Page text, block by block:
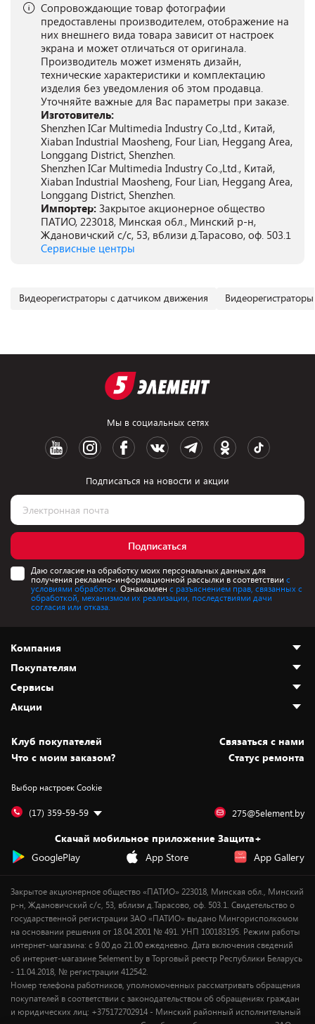
Сопровождающие товар фотографии
предоставлены производителем, отображение на
них внешнего вида товара зависит от настроек
экрана и может отличаться от оригинала.
Производитель может изменять дизайн,
технические характеристики и комплектацию
изделия без уведомления об этом продавца.
Уточняйте важные для Вас параметры при заказе.
Изготовитель:
Shenzhen ICar Multimedia Industry Co.,Ltd., Китай,
Xiaban Industrial Maosheng, Four Lian, Heggang Area,
Longgang District, Shenzhen.
Shenzhen ICar Multimedia Industry Co.,Ltd., Китай,
Xiaban Industrial Maosheng, Four Lian, Heggang Area,
Longgang District, Shenzhen.
Импортер: Закрытое акционерное общество
ПАТИО, 223018, Минская обл., Минский р-н,
Ждановичский с/с, 53, вблизи д.Тарасово, оф. 503.1
Сервисные центры
Видеорегистраторы с датчиком движения
Мы в социальных сетях
Подписаться на новости и акции
Подписаться
Даю согласие на обработку моих персональных данных для
получения рекламно-информационной рассылки в соответствии с
условиями обработки. Ознакомлен с разъяснением прав, связанных с
обработкой, механизмом их реализации, последствиями дачи
согласия или отказа.
Компания
О нас
Адреса магазинов
Новости
Статьи и обзоры
Вакансии
Дай пять добру!
Покупателям
Как сделать заказ
Оплата и доставка
Безналичный расчёт
Обмен и возврат товара
Обработка персональных данных
Подарочные карты
Сервисы
Установка техники
Для игровых консолей
Для мобильных устройств
Для компьютеров
Сервисные центры
Акции
Скидки и промокоды
Белорусские товары
Бонусы
Оплата частями
Новинки
Клуб покупателей
Cвязаться с нами
Что с моим заказом?
Статус ремонта
Выбор настроек Cookie
(17) 359-59-59 275@5element.by
Скачай мобильное приложение Защита+
GooglePlay
App Store App Gallery
Закрытое акционерное общество «ПАТИО» 223018, Минская обл., Минский
р-н, Ждановичский с/с, 53, вблизи д.Тарасово, оф. 503.1. Свидетельство о
государственной регистрации ЗАО «ПАТИО» выдано Мингорисполкомом
на основании решения от 18.04.2001 № 491. УНП 100183195. Режим работы
интернет-магазина: с 9.00 до 21.00 ежедневно. Дата включения сведений
об интернет-магазине 5element.by в Торговый реестр Республики Беларусь
- 11.04.2018, № регистрации 412542.
Номер телефона работников, уполномоченных рассматривать обращения
покупателей в соответствии с законодательством об обращениях граждан
и юридических лиц: +375172702914 - Минский районный исполнительный